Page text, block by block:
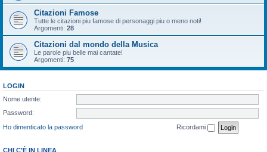
Citazioni Famose
Tutte le citazioni piu famose di personaggi piu o meno noti!
Argomenti: 28
Citazioni dal mondo della Musica
Le parole piu belle mai cantate!
Argomenti: 75
LOGIN
Nome utente:
Password:
Ho dimenticato la password
Ricordami
CHI C’È IN LINEA